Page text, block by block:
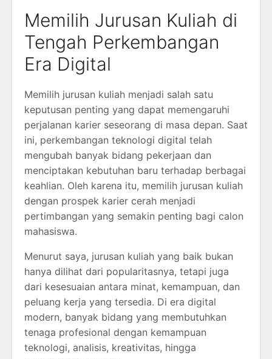
Memilih Jurusan Kuliah di
Tengah Perkembangan
Era Digital
Memilih jurusan kuliah menjadi salah satu
keputusan penting yang dapat memengaruhi
perjalanan karier seseorang di masa depan. Saat
ini, perkembangan teknologi digital telah
mengubah banyak bidang pekerjaan dan
menciptakan kebutuhan baru terhadap berbagai
keahlian. Oleh karena itu, memilih jurusan kuliah
dengan prospek karier cerah menjadi
pertimbangan yang semakin penting bagi calon
mahasiswa.
Menurut saya, jurusan kuliah yang baik bukan
hanya dilihat dari popularitasnya, tetapi juga
dari kesesuaian antara minat, kemampuan, dan
peluang kerja yang tersedia. Di era digital
modern, banyak bidang yang membutuhkan
tenaga profesional dengan kemampuan
teknologi, analisis, kreativitas, hingga